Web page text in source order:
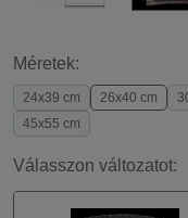
Méretek:
24x39 cm 26x40 cm
45x55 cm
Válasszon változatot: